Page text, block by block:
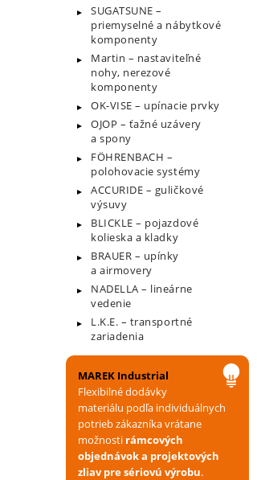
SUGATSUNE –
priemyselné a nábytkové
komponenty
Martin – nastaviteľné
nohy, nerezové
komponenty
OK-VISE – upínacie prvky
OJOP – ťažné uzávery
a spony
FÖHRENBACH –
polohovacie systémy
ACCURIDE – guličkové
výsuvy
BLICKLE – pojazdové
kolieska a kladky
BRAUER – upínky
a airmovery
NADELLA – lineárne
vedenie
L.K.E. – transportné
zariadenia
MAREK Industrial
Flexibilné dodávky
materiálu podľa individuálnych
potrieb zákazníka vrátane
možnosti rámcových
objednávok a projektových
zliav pre sériovú výrobu.